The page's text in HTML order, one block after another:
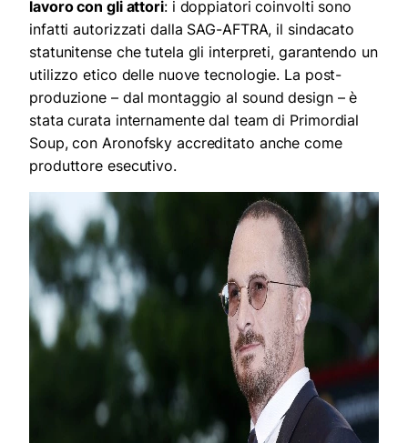
lavoro con gli attori: i doppiatori coinvolti sono
infatti autorizzati dalla SAG-AFTRA, il sindacato
statunitense che tutela gli interpreti, garantendo un
utilizzo etico delle nuove tecnologie. La post-
produzione – dal montaggio al sound design – è
stata curata internamente dal team di Primordial
Soup, con Aronofsky accreditato anche come
produttore esecutivo.